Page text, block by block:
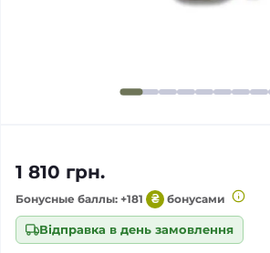
Відправка в день замовлення
1 810 грн.
Бонусные баллы: +181 ₴ бонусами